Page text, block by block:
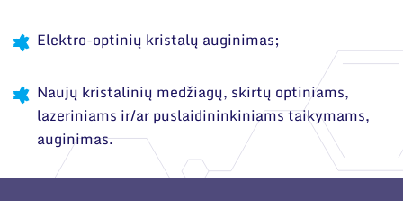
Elektro-optinių kristalų auginimas;
Naujų kristalinių medžiagų, skirtų optiniams,
lazeriniams ir/ar puslaidininkiniams taikymams,
auginimas.